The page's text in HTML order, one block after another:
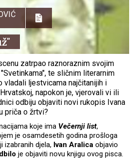
zatrpao raznoraznim svojim
"Svetinkama", te sličnim literarnim
vladali ljestvicama najčitanijih i
napokon je, vjerovali vi ili
odbiju objaviti novi rukopis Ivana
priča o žrtvi?
koje ima Večernji list,
je osamdesetih godina prošloga
izabranih djela, Ivan Aralica objavio
je objaviti novu knjigu ovog pisca.